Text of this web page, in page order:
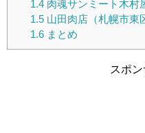
1.4肉魂サンミート木村
1.5山田肉店（札幌市東
1.6まとめ
スポ